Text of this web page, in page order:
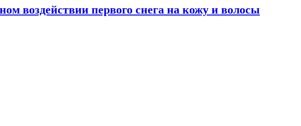
воздействии первого снега на кожу и волосы